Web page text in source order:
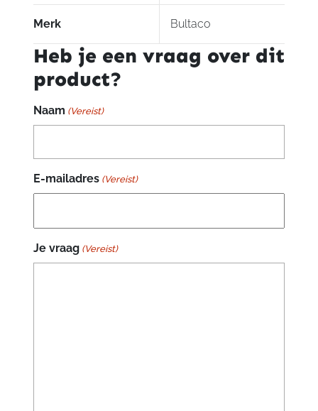
Merk Bultaco
Heb je een vraag over dit
product?
Naam (Vereist)
E-mailadres (Vereist)
Je vraag (Vereist)